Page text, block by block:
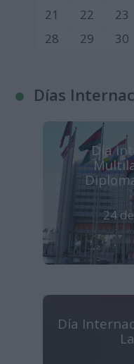
21
22 23
28
29 30
Días
Día
24
Día